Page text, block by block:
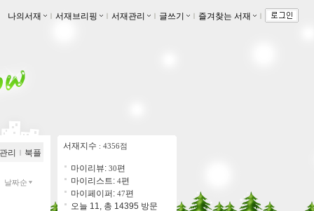
나의서재 ｌ 서재브리핑 ｌ 서재관리 ｌ 글쓰기 ｌ 즐겨찾는 서재 ｌ
리 ｌ 북플
날짜순
서재지수 : 4356점
마이리뷰: 30편
마이리스트: 4편
마이페이퍼: 47편
오늘 11, 총 14395 방문